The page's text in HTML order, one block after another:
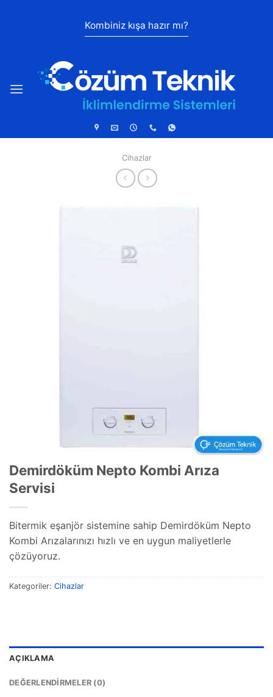
Kombiniz kışa hazır mı?
Cihazlar
Demirdöküm Nepto Kombi Arıza
Servisi
Bitermik eşanjör sistemine sahip Demirdöküm Nepto
Kombi Arızalarınızı hızlı ve en uygun maliyetlerle
çözüyoruz.
Kategoriler: Cihazlar
AÇIKLAMA
DEĞERLENDIRMELER (0)